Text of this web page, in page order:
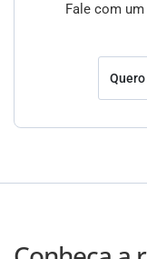
Fale com